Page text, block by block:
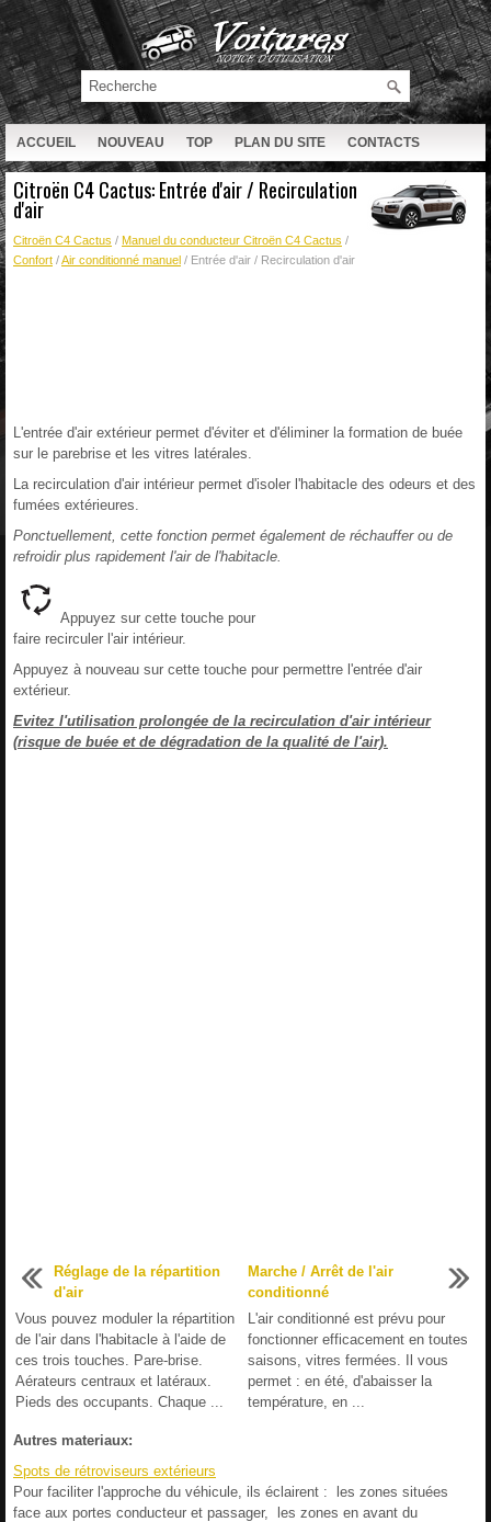
ACCUEIL NOUVEAU TOP PLAN DU SITE CONTACTS
RECHERCHE
Citroën C4 Cactus: Entrée d'air / Recirculation
d'air
Citroën C4 Cactus / Manuel du conducteur Citroën C4 Cactus /
Confort /Air conditionné manuel / Entrée d'air / Recirculation d'air
L'entrée d'air extérieur permet d'éviter et d'éliminer la formation de buée
sur le parebrise et les vitres latérales.
La recirculation d'air intérieur permet d'isoler l'habitacle des odeurs et des
fumées extérieures.
Ponctuellement, cette fonction permet également de réchauffer ou de
refroidir plus rapidement l'air de l'habitacle.
Appuyez sur cette touche pour
faire recirculer l'air intérieur.
Appuyez à nouveau sur cette touche pour permettre l'entrée d'air
extérieur.
Evitez l'utilisation prolongée de la recirculation d'air intérieur
(risque de buée et de dégradation de la qualité de l'air).
Réglage de la répartition
d'air
Vous pouvez moduler la répartition
de l'air dans l'habitacle à l'aide de
ces trois touches. Pare-brise.
Aérateurs centraux et latéraux.
Pieds des occupants. Chaque ...
Marche / Arrêt de l'air
conditionné
L'air conditionné est prévu pour
fonctionner efficacement en toutes
saisons, vitres fermées. Il vous
permet : en été, d'abaisser la
température, en ...
Autres materiaux:
Spots de rétroviseurs extérieurs
Pour faciliter l'approche du véhicule, ils éclairent : les zones situées
face aux portes conducteur et passager, les zones en avant du